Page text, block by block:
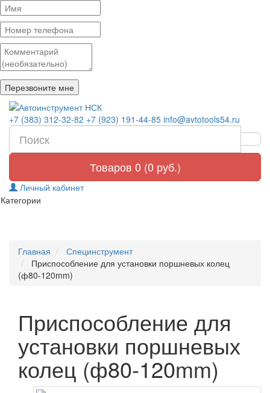
+7 (383) 312-32-82 +7 (923) 191-44-85 info@avtotools54.ru
Товаров 0 (0 руб.)
Личный кабинет
Категории
Главная
Специнструмент
Приспособление для установки поршневых колец
(ф80-120mm)
Приспособление для
установки поршневых
колец (ф80-120mm)